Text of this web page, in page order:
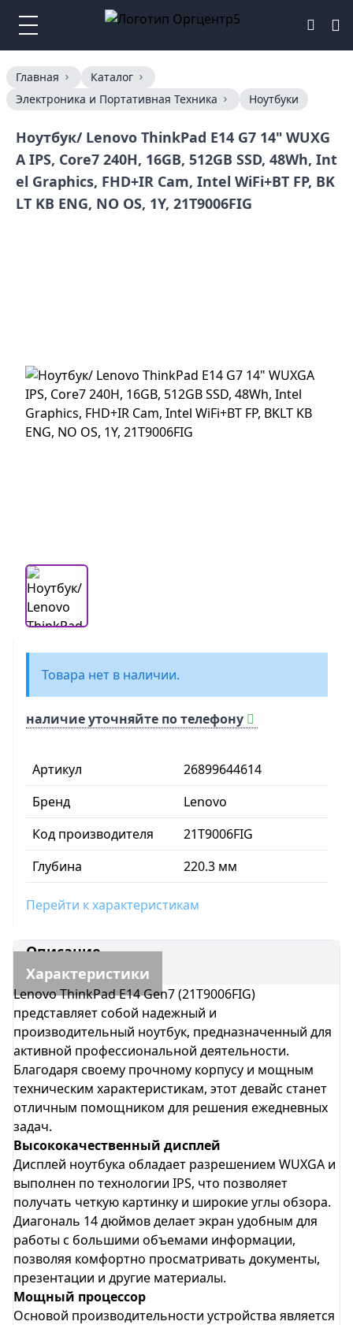
Главная
Каталог
Электроника и Портативная Техника
Ноутбуки
Ноутбук/ Lenovo ThinkPad E14 G7 14" WUXG
A IPS, Core7 240H, 16GB, 512GB SSD, 48Wh, Int
el Graphics, FHD+IR Cam, Intel WiFi+BT FP, BK
LT KB ENG, NO OS, 1Y, 21T9006FIG
Артикул
26899644614
Бренд
Lenovo
Код производителя
21T9006FIG
Глубина
220.3 мм
Перейти к характеристикам
Товара нет в наличии.
наличие уточняйте по телефону
Описание
Характеристики
Lenovo ThinkPad E14 Gen7 (21T9006FIG)
представляет собой надежный и
производительный ноутбук, предназначенный для
активной профессиональной деятельности.
Благодаря своему прочному корпусу и мощным
техническим характеристикам, этот девайс станет
отличным помощником для решения ежедневных
задач.
Высококачественный дисплей
Дисплей ноутбука обладает разрешением WUXGA и
выполнен по технологии IPS, что позволяет
получать четкую картинку и широкие углы обзора.
Диагональ 14 дюймов делает экран удобным для
работы с большими объемами информации,
позволяя комфортно просматривать документы,
презентации и другие материалы.
Мощный процессор
Основой производительности устройства является